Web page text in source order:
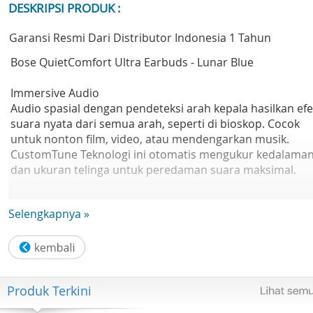
DESKRIPSI PRODUK :
Garansi Resmi Dari Distributor Indonesia 1 Tahun
Bose QuietComfort Ultra Earbuds - Lunar Blue
Immersive Audio
Audio spasial dengan pendeteksi arah kepala hasilkan
suara nyata dari semua arah, seperti di bioskop. Cocok
untuk nonton film, video, atau mendengarkan musik.
CustomTune Teknologi ini otomatis mengukur
dan ukuran telinga untuk peredaman suara maksimal.
QuietComfort Ultra Earbuds meredam suara bising di
pesawat atau stasiun. Rasakan musikmu tanpa gangguan
dengan noise cancelling terbaik dari Bose.
Bluetooth Multi-point Connection
Terhubung ke dua perangkat sekaligus. Saat sedang
Selengkapnya »
Produk Terkini